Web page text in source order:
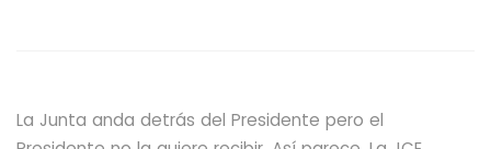
La Junta anda detrás del Presidente pero el